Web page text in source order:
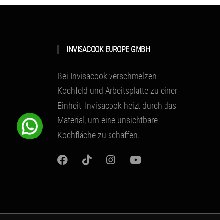
INVISACOOK EUROPE GMBH
Bei Invisacook verschmelzen
Kochfeld und Arbeitsplatte zu einer
Einheit. Invisacook heizt durch das
Material , um eine unsichtbare
Kochfläche zu schaffen.